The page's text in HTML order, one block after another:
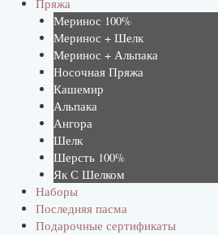
Пряжа
Меринос 100%
Меринос + Шелк
Меринос + Альпака
Носочная Пряжа
Кашемир
Альпака
Ангора
Шелк
Шерсть 100%
Як С Шелком
Наборы
Последняя пасма
Подарочные сертификаты